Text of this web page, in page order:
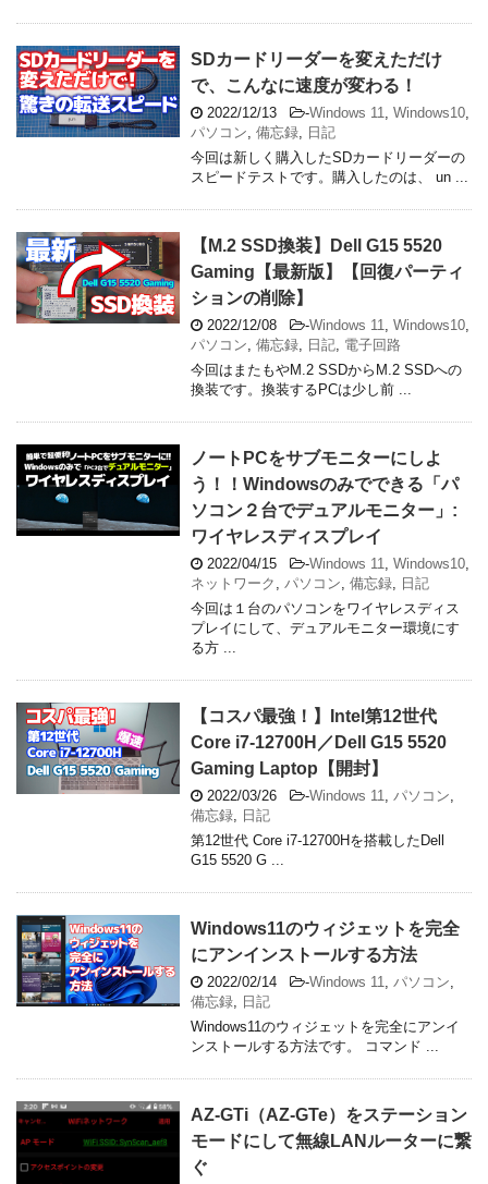
SDカードリーダーを変えただけ
で、こんなに速度が変わる！
2022/12/13 -Windows 11 Windows10
パソコン 備忘録
日記
今回は新しく購入したSDカードリーダーの
スピードテストです。購入したのは、 un ...
【M.2 SSD換装】Dell G15 5520
Gaming【最新版】【回復パーティ
ションの削除】
2022/12/08 -Windows 11 Windows10
パソコン 備忘録 日記 電子回路
今回はまたもやM.2 SSDからM.2 SSDへの
換装です。換装するPCは少し前 ...
ノートPCをサブモニターにしよ
う！！Windowsのみでできる「パ
ソコン２台でデュアルモニター」:
ワイヤレスディスプレイ
2022/04/15 -Windows 11 Windows10
ネットワーク
パソコン 備忘録
日記
今回は１台のパソコンをワイヤレスディス
プレイにして、デュアルモニター環境にす
る方 ...
【コスパ最強！】Intel第12世代
Core i7-12700H／Dell G15 5520
Gaming Laptop【開封】
2022/03/26 -Windows 11 パソコン
備忘録
日記
第12世代 Core i7-12700Hを搭載したDell
G15 5520 G ...
Windows11のウィジェットを完全
にアンインストールする方法
2022/02/14 -Windows 11 パソコン
備忘録
日記
Windows11のウィジェットを完全にアンイ
ンストールする方法です。 コマンド ...
AZ-GTi（AZ-GTe）をステーション
モードにして無線LANルーターに繋
ぐ